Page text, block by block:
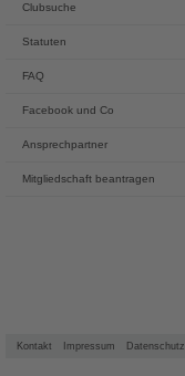
Clubsuche
Statuten
FAQ
Facebook und Co
Ansprechpartner
Mitgliedschaft beantragen
Kontakt Impressum Datenschutz